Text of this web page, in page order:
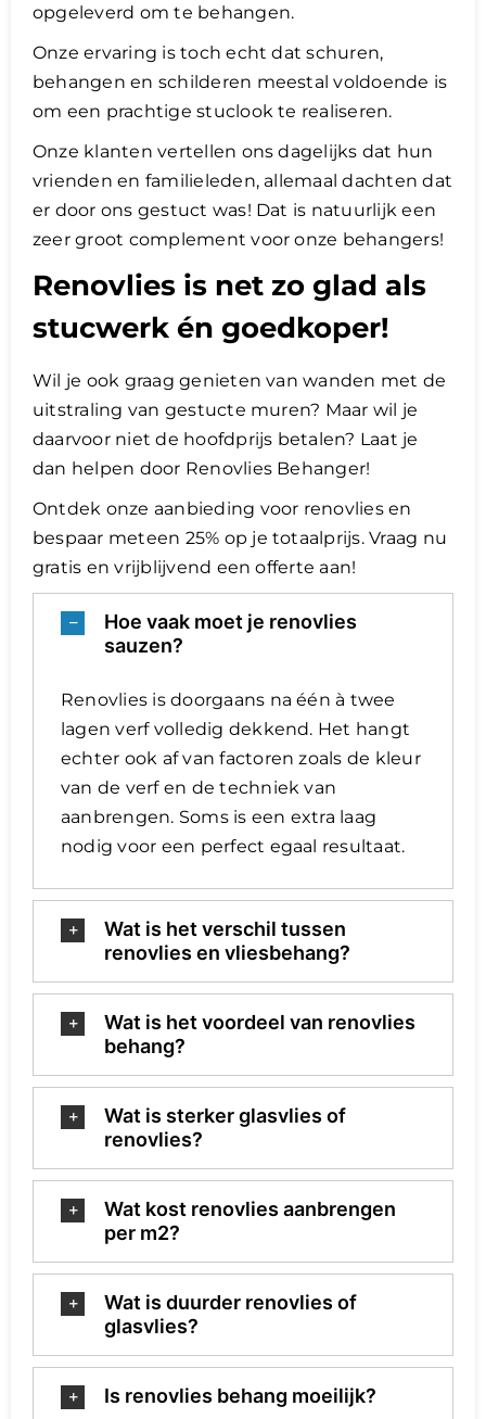
opgeleverd om te behangen.
Onze ervaring is toch echt dat schuren,
behangen en schilderen meestal voldoende is
om een prachtige stuclook te realiseren.
Onze klanten vertellen ons dagelijks dat hun
vrienden en familieleden, allemaal dachten dat
er door ons gestuct was! Dat is natuurlijk een
zeer groot complement voor onze behangers!
Renovlies is net zo glad als
stucwerk én goedkoper!
Wil je ook graag genieten van wanden met de
uitstraling van gestucte muren? Maar wil je
daarvoor niet de hoofdprijs betalen? Laat je
dan helpen door Renovlies Behanger!
Ontdek onze aanbieding voor renovlies en
bespaar meteen 25% op je totaalprijs. Vraag nu
gratis en vrijblijvend een offerte aan!
Hoe vaak moet je renovlies
sauzen?
Renovlies is doorgaans na één à twee
lagen verf volledig dekkend. Het hangt
echter ook af van factoren zoals de kleur
van de verf en de techniek van
aanbrengen. Soms is een extra laag
nodig voor een perfect egaal resultaat.
Wat is het verschil tussen
renovlies en vliesbehang?
Wat is het voordeel van renovlies
behang?
Wat is sterker glasvlies of
renovlies?
Wat kost renovlies aanbrengen
per m2?
Wat is duurder renovlies of
glasvlies?
Is renovlies behang moeilijk?